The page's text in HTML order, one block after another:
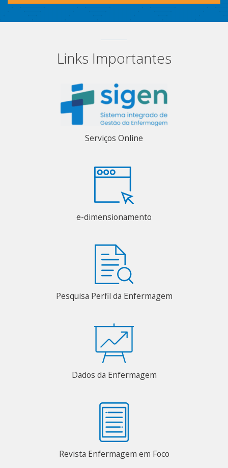
Links Importantes
Serviços Online
e-dimensionamento
Pesquisa Perfil da Enfermagem
Dados da Enfermagem
Revista Enfermagem em Foco